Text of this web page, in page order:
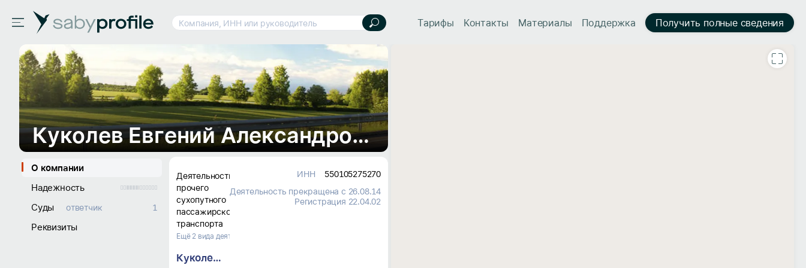
Компания, ИНН или руководитель Тарифы Контакты Материалы Поддержка Получить полные сведения
Куколев Евгений Александрович, ИП
О компании
Надежность
Суды
ответчик 1
Реквизиты
Деятельность
прочего
сухопутного
пассажирского
транспорта
Ещё 2 вида деятельности
Куколев Евгений Александрович
ИНН
550105275270
Деятельность прекращена с 26.08.14
Регистрация 22.04.02